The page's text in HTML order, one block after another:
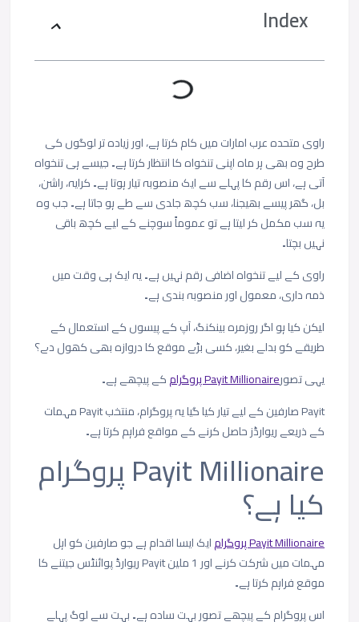
Index
راوی متحدہ عرب امارات میں کام کرتا ہے، اور زیادہ تر لوگوں کی
طرح وہ بھی ہر ماہ اپنی تنخواہ کا انتظار کرتا ہے۔ جیسے ہی تنخواہ
آتی ہے، اس رقم کا پہلے سے ایک منصوبہ تیار ہوتا ہے۔ کرایہ، راشن،
بل، گھر پیسے بھیجنا، سب کچھ جلدی سے طے ہو جاتا ہے۔ جب وہ
یہ سب مکمل کر لیتا ہے تو عموماً سوچنے کے لیے کچھ باقی
نہیں بچتا۔
راوی کے لیے تنخواہ اضافی رقم نہیں ہے۔ یہ ایک ہی وقت میں
ذمہ داری، معمول اور منصوبہ بندی ہے۔
لیکن کیا ہو اگر روزمرہ بینکنگ، آپ کے پیسوں کے استعمال کے
طریقے کو بدلے بغیر، کسی بڑے موقع کا دروازہ بھی کھول دے؟
یہی تصورPayit Millionaire پروگرام
کے پیچھے ہے۔
Payit صارفین کے لیے تیار کیا گیا یہ پروگرام، منتخب Payit مہمات
کے ذریعے ریوارڈز حاصل کرنے کے مواقع فراہم کرتا ہے۔
Payit Millionaire پروگرام
کیا ہے؟
Payit Millionaire پروگرام
ایک ایسا اقدام ہے جو صارفین کو اہل
مہمات میں شرکت کرنے اور 1 ملین Payit ریوارڈ پوائنٹس جیتنے کا
موقع فراہم کرتا ہے۔
اس پروگرام کے پیچھے تصور بہت سادہ ہے۔ بہت سے لوگ پہلے